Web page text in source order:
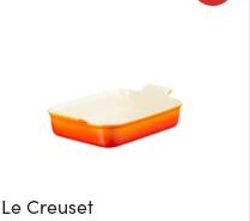
Le Creuset